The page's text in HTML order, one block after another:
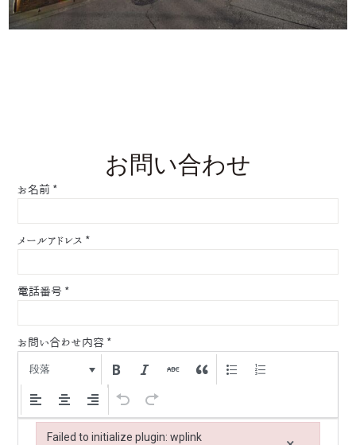
お問い合わせ
お名前 *
メールアドレス *
電話番号 *
お問い合わせ内容 *
段落
Failed to initialize plugin: wplink